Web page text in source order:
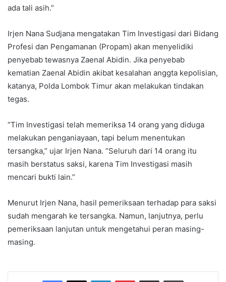
ada tali asih.”
Irjen Nana Sudjana mengatakan Tim Investigasi dari Bidang
Profesi dan Pengamanan (Propam) akan menyelidiki
penyebab tewasnya Zaenal Abidin. Jika penyebab
kematian Zaenal Abidin akibat kesalahan anggta kepolisian,
katanya, Polda Lombok Timur akan melakukan tindakan
tegas.
“Tim Investigasi telah memeriksa 14 orang yang diduga
melakukan penganiayaan, tapi belum menentukan
tersangka,” ujar Irjen Nana. “Seluruh dari 14 orang itu
masih berstatus saksi, karena Tim Investigasi masih
mencari bukti lain.”
Menurut Irjen Nana, hasil pemeriksaan terhadap para saksi
sudah mengarah ke tersangka. Namun, lanjutnya, perlu
pemeriksaan lanjutan untuk mengetahui peran masing-
masing.
Facebook
X LinkedInPinterestShare via Email Print